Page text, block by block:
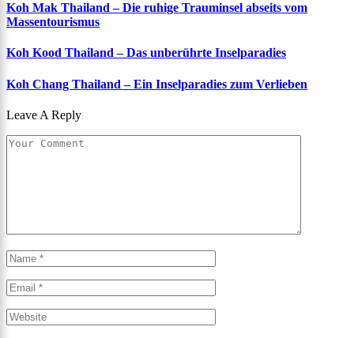
Koh Mak Thailand – Die ruhige Trauminsel abseits vom
Massentourismus
Koh Kood Thailand – Das unberührte Inselparadies
Koh Chang Thailand – Ein Inselparadies zum Verlieben
Leave A Reply